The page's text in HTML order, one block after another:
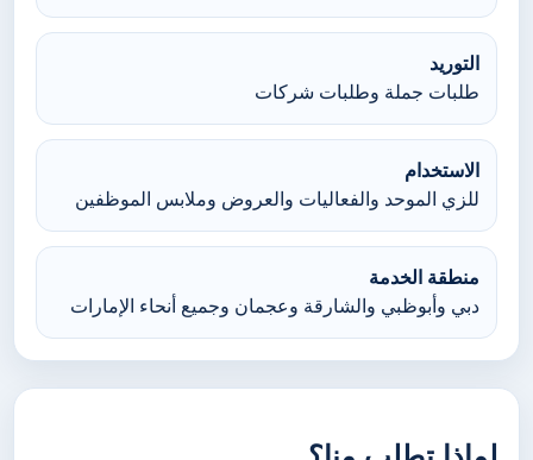
التوريد
طلبات جملة وطلبات شركات
الاستخدام
للزي الموحد والفعاليات والعروض وملابس الموظفين
منطقة الخدمة
دبي وأبوظبي والشارقة وعجمان وجميع أنحاء الإمارات